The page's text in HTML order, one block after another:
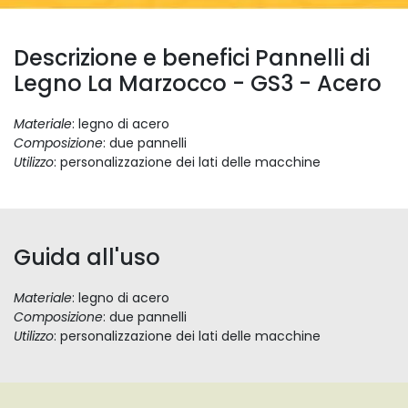
Descrizione e benefici Pannelli di
Legno La Marzocco - GS3 - Acero
Materiale: legno di acero
Composizione: due pannelli
Utilizzo: personalizzazione dei lati delle macchine
Guida all'uso
Materiale: legno di acero
Composizione: due pannelli
Utilizzo: personalizzazione dei lati delle macchine